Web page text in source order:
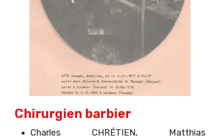
Chirurgien barbier
Charles CHRÉTIEN, Matthias